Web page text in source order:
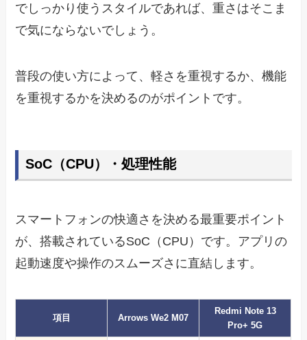
でしっかり使うスタイルであれば、重さはそこま
で気にならないでしょう。
普段の使い方によって、軽さを重視するか、機能
を重視するかを決めるのがポイントです。
SoC（CPU）・処理性能
スマートフォンの快適さを決める最重要ポイント
が、搭載されているSoC（CPU）です。アプリの
起動速度や操作のスムーズさに直結します。
項目 Arrows We2 M07
Redmi Note 13
Pro+ 5G